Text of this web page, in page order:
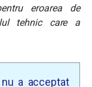
eroarea de
tehnic care a
a acceptat